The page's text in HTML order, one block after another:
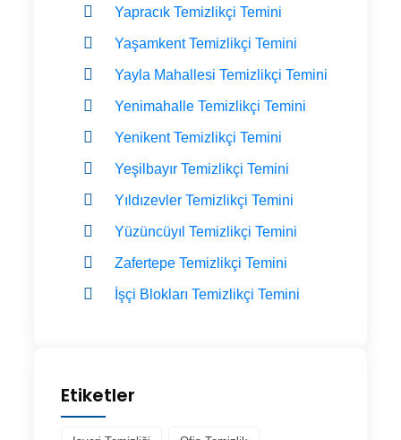
Yapracık Temizlikçi Temini
Yaşamkent Temizlikçi Temini
Yayla Mahallesi Temizlikçi Temini
Yenimahalle Temizlikçi Temini
Yenikent Temizlikçi Temini
Yeşilbayır Temizlikçi Temini
Yıldızevler Temizlikçi Temini
Yüzüncüyıl Temizlikçi Temini
Zafertepe Temizlikçi Temini
İşçi Blokları Temizlikçi Temini
Etiketler